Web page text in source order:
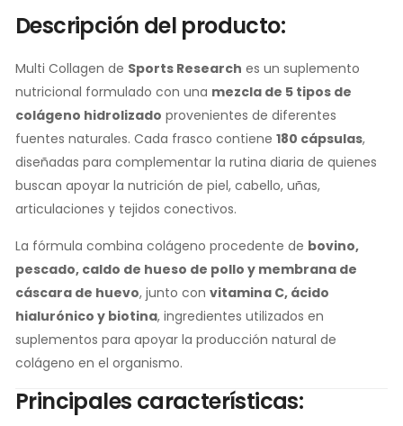
Descripción del producto:
Multi Collagen de Sports Research es un suplemento
nutricional formulado con una mezcla de 5 tipos de
colágeno hidrolizado provenientes de diferentes
fuentes naturales. Cada frasco contiene 180 cápsulas,
diseñadas para complementar la rutina diaria de quienes
buscan apoyar la nutrición de piel, cabello, uñas,
articulaciones y tejidos conectivos.
La fórmula combina colágeno procedente de bovino,
pescado, caldo de hueso de pollo y membrana de
cáscara de huevo, junto con vitamina C, ácido
hialurónico y biotina, ingredientes utilizados en
suplementos para apoyar la producción natural de
colágeno en el organismo.
Principales características: